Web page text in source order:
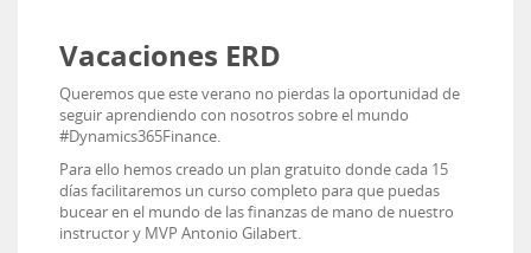
Vacaciones ERD
Queremos que este verano no pierdas la oportunidad de
seguir aprendiendo con nosotros sobre el mundo
#Dynamics365Finance.
Para ello hemos creado un plan gratuito donde cada 15
días facilitaremos un curso completo para que puedas
bucear en el mundo de las finanzas de mano de nuestro
instructor y MVP Antonio Gilabert.